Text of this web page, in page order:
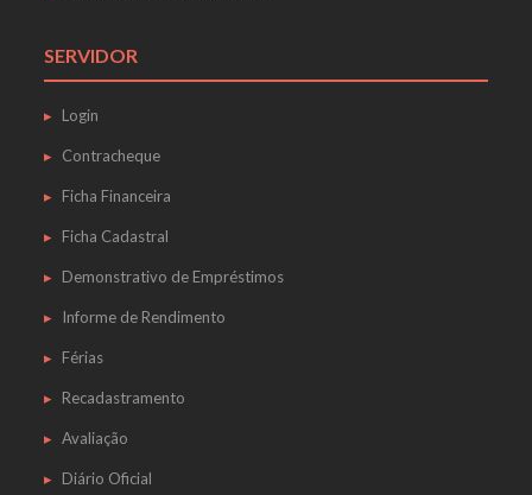
SERVIDOR
Login
Contracheque
Ficha Financeira
Ficha Cadastral
Demonstrativo de Empréstimos
Informe de Rendimento
Férias
Recadastramento
Avaliação
Diário Oficial